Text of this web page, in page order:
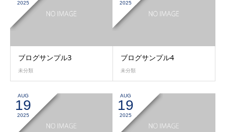
2025
ブログサンプル3
未分類
2025
ブログサンプル4
未分類
AUG
19
2025
AUG
19
2025